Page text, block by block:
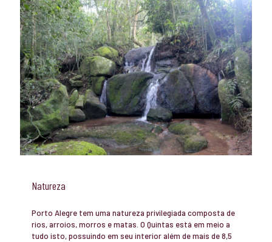
Natureza
Porto Alegre tem uma natureza privilegiada composta de
rios, arroios, morros e matas. O Quintas está em meio a
tudo isto, possuindo em seu interior além de mais de 8,5